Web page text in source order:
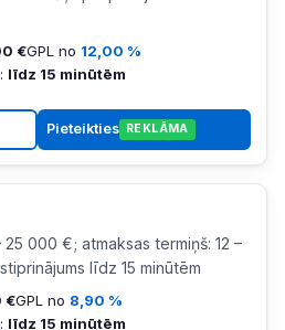
€GPL no 12,00 %
līdz 15 minūtēm
Pieteikties REKLĀMA
000 €; atmaksas termiņš: 12 –
līdz 15 minūtēm
€GPL no 8,90 %
līdz 15 minūtēm